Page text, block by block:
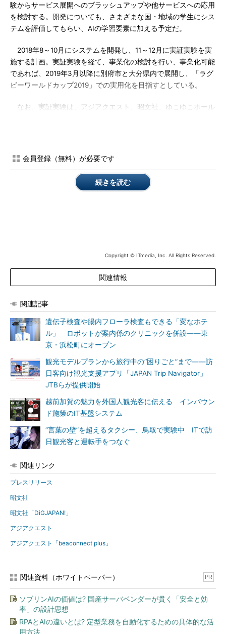
験からサービス展開へのブラッシュアップや他サービスへの応用
を検討する。開発についても、さまざまな国・地域の学生にシス
テムを評価してもらい、AIの学習要素に加える予定だ。
2018年8～10月にシステムを開発し、11～12月に実証実験を実
施する計画。実証実験を経て、事業化の検討を行い、事業化可能
であれば、2019年3月以降に別府市と大分県内で展開し、「ラグ
ビーワールドカップ2019」での実用化を目指すとしている。
なお、実証実験は、アジアクエスト、昭文社、ゆこゆこホール
また、この実証実験のプロジェクトは、多言語対応をはじめとし
た訪日外国人の受入環境の整備や、観光関連産業の人手不足対策
として評価され、県のIT推進の取り組み「大分県IoT推進ラボ」
のプロジェクトとして認定されたという。
会員登録（無料）が必要です
続きを読む
Copyright © ITmedia, Inc. All Rights Reserved.
関連情報
関連記事
遺伝子検査や腸内フローラ検査もできる「変なホテ
ル」 ロボットが案内係のクリニックを併設――東
京・浜松町にオープン
観光モデルプランから旅行中の“困りごと”まで――訪
日客向け観光支援アプリ「JAPAN Trip Navigator」
JTBらが提供開始
越前加賀の魅力を外国人観光客に伝える インバウン
ド施策のIT基盤システム
“言葉の壁”を超えるタクシー、鳥取で実験中 ITで訪
日観光客と運転手をつなぐ
関連リンク
プレスリリース
昭文社
昭文社「DiGJAPAN!」
アジアクエスト
アジアクエスト「beaconnect plus」
関連資料（ホワイトペーパー） PR
ソブリンAIの価値は? 国産サーバベンダーが貫く「安全と効
率」の設計思想
RPAとAIの違いとは? 定型業務を自動化するための具体的な活
用方法